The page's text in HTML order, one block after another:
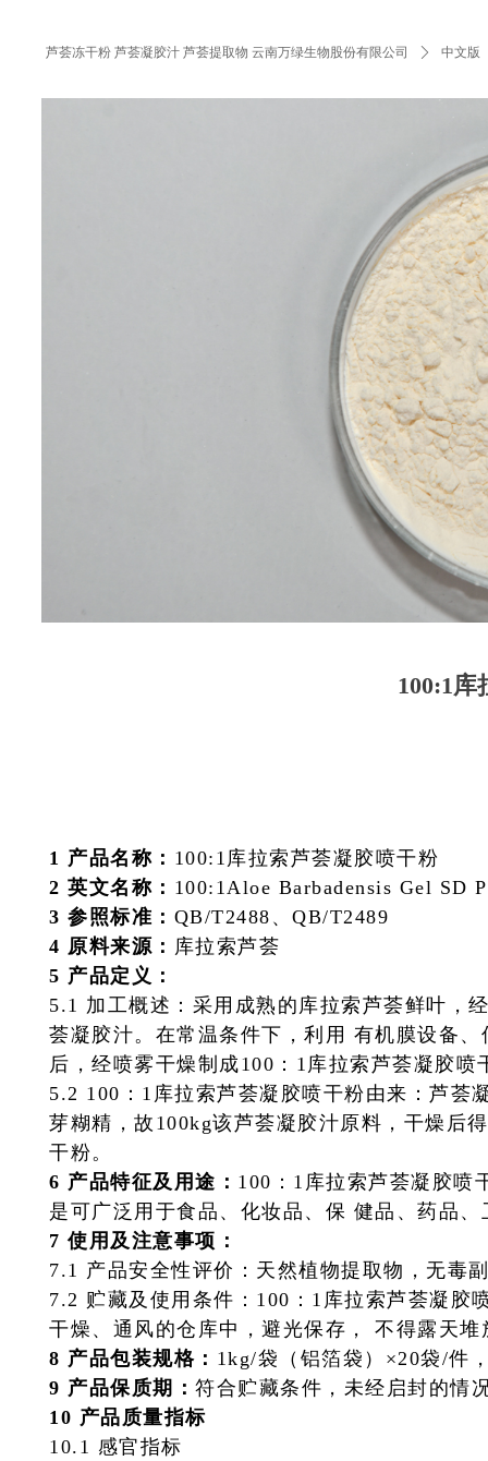
芦荟冻干粉 芦荟凝胶汁 芦荟提取物 云南万绿生物股份有限公司 ꄲ 中文版
100:1库
1 产品名称： 100:1库拉索芦荟凝胶喷干粉
2 英文名称： 100:1Aloe Barbadensis Gel SD
3 参照标准： QB/T2488、QB/T2489
4 原料来源： 库拉索芦荟
5 产品定义：
5.1 加工概述：采用成熟的库拉索芦荟鲜叶，
荟凝胶汁。在常温条件下，利用 有机膜设备
后，经喷雾干燥制成100：1库拉索芦荟凝胶喷
5.2 100：1库拉索芦荟凝胶喷干粉由来：芦荟
芽糊精，故100kg该芦荟凝胶汁原料，干燥后
干粉。
6 产品特征及用途： 100：1库拉索芦荟凝胶喷
是可广泛用于食品、化妆品、保 健品、药品
7 使用及注意事项：
7.1 产品安全性评价：天然植物提取物，无毒
7.2 贮藏及使用条件：100：1库拉索芦荟凝胶
干燥、通风的仓库中，避光保存， 不得露天堆
8 产品包装规格： 1kg/袋（铝箔袋）×20袋/件
9 产品保质期： 符合贮藏条件，未经启封的情
10 产品质量指标
10.1 感官指标